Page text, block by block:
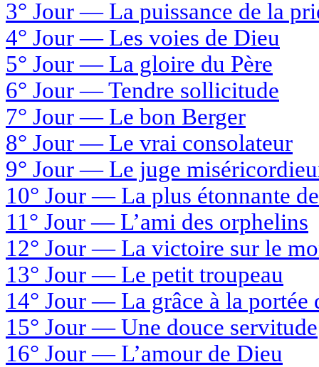
3° Jour — La puissance de la
4° Jour — Les voies de Dieu
5° Jour — La gloire du Père
6° Jour — Tendre sollicitude
7° Jour — Le bon Berger
8° Jour— Le vrai consolateur
9° Jour — Le juge
10° Jour — La plus étonnante
11° Jour — L’ami des orphelins
12° Jour —La victoire sur le
13° Jour —Le petit troupeau
14° Jour— La grâce à la portée
15° Jour — Une douce servitude
16° Jour— L’amour de Dieu